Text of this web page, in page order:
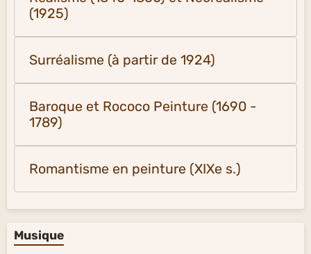
1915)
Réalisme (1840-1860) et Néoréalisme
Surréalisme (à partir de 1924)
Baroque et Rococo Peinture (1690 -
Romantisme en peinture (XIXe s.)